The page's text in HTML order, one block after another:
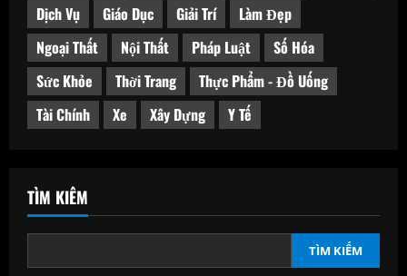
Dịch Vụ
Giáo Dục Giải Trí
Làm Đẹp
Ngoại Thất
Nội Thất Pháp Luật
Số Hóa
Sức Khỏe
Thời Trang
Thực Phẩm - Đồ Uống
Tài Chính
Xe Xây Dựng Y Tế
TÌM KIẾM
TÌM KIẾM